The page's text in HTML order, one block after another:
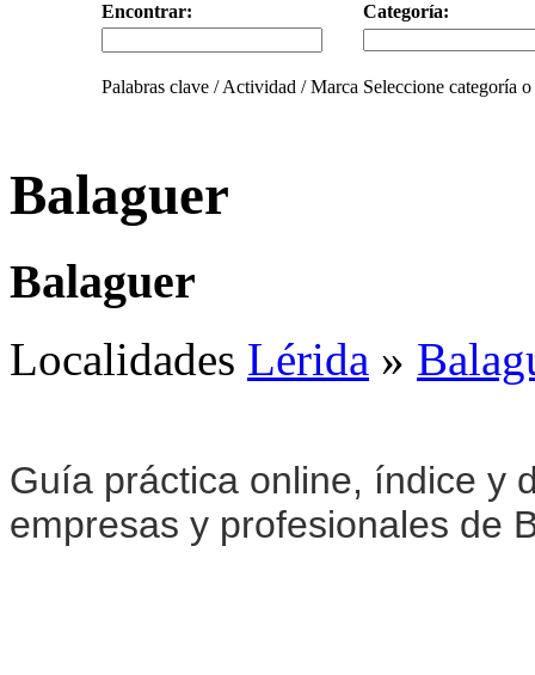
Encontrar: Categoría:
Palabras clave / Actividad / Marca Seleccione categoría
Balaguer
Balaguer
Localidades Lérida »
Guía práctica online, índice y
empresas y profesionales de